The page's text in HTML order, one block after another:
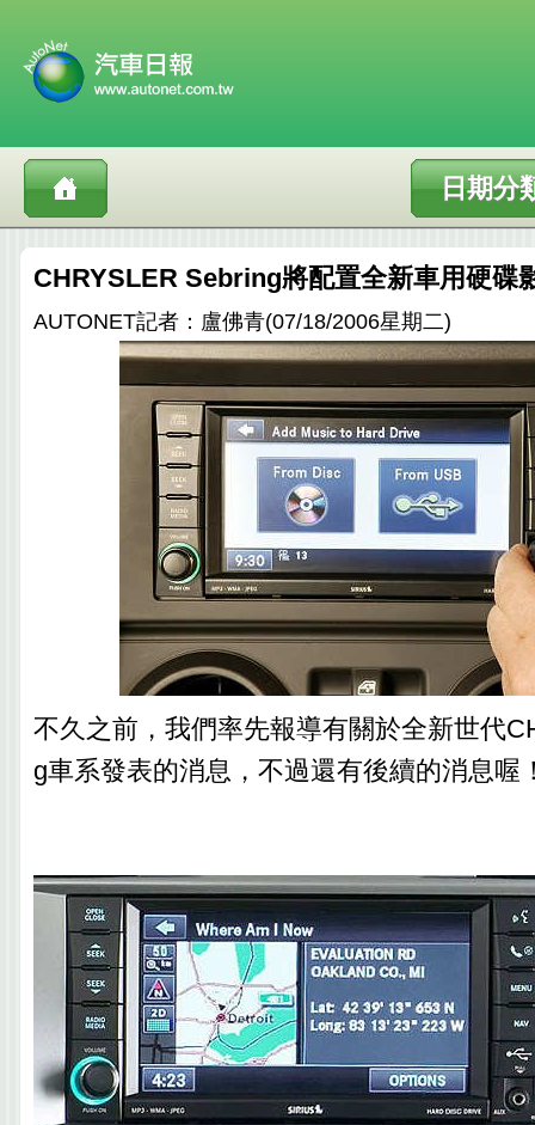
日期分
CHRYSLER Sebring將配置全新車用硬碟
AUTONET記者：盧佛青(07/18/2006星期二)
不久之前，我們率先報導有關於全新世代
g車系發表的消息，不過還有後續的消息喔